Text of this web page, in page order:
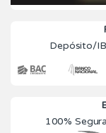
Depósito/
100%